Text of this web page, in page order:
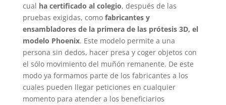
cual ha certificado al colegio, después de las
pruebas exigidas, como fabricantes y
ensambladores de la primera de las prótesis 3D, el
modelo Phoenix. Este modelo permite a una
persona sin dedos, hacer presa y coger objetos con
el sólo movimiento del muñón remanente. De este
modo ya formamos parte de los fabricantes a los
cuales pueden llegar peticiones en cualquier
momento para atender a los beneficiarios